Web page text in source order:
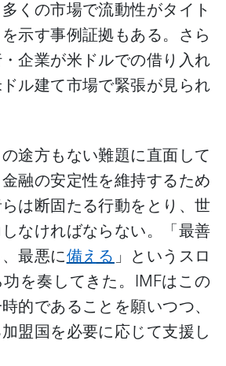
くの市場で流動性がタイト
示す事例証拠もある。さら
企業が米ドルでの借り入れ
ル建て市場で緊張が見られ
途方もない難題に直面して
融の安定性を維持するため
は断固たる行動をとり、世
なければならない。「最善
最悪に備える」というスロ
を奏してきた。 IMFはこの
的であることを願いつつ、
盟国を必要に応じて支援し